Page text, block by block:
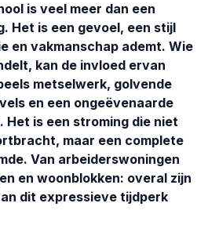
is veel meer dan een
Het is een gevoel, een stijl
en vakmanschap ademt. Wie
kan de invloed ervan
metselwerk, golvende
en een ongeëvenaarde
Het is een stroming die niet
maar een complete
Van arbeiderswoningen
en woonblokken: overal zijn
dit expressieve tijdperk